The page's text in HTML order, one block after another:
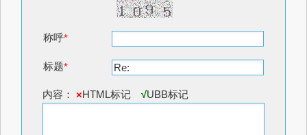
称呼*
标题*
内容： ×HTML标记 √UBB标记